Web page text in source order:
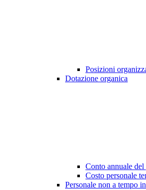
Posizioni
Dotazione organica
Conto annuale del
Costo personale
Personale non a tempo